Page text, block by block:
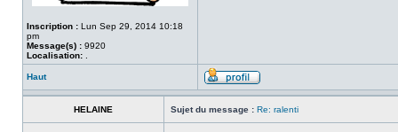
Inscription : Lun Sep 29, 2014 10:18
pm
Message(s) : 9920
Localisation:
Haut
HELAINE Sujet du message : Re: ralenti